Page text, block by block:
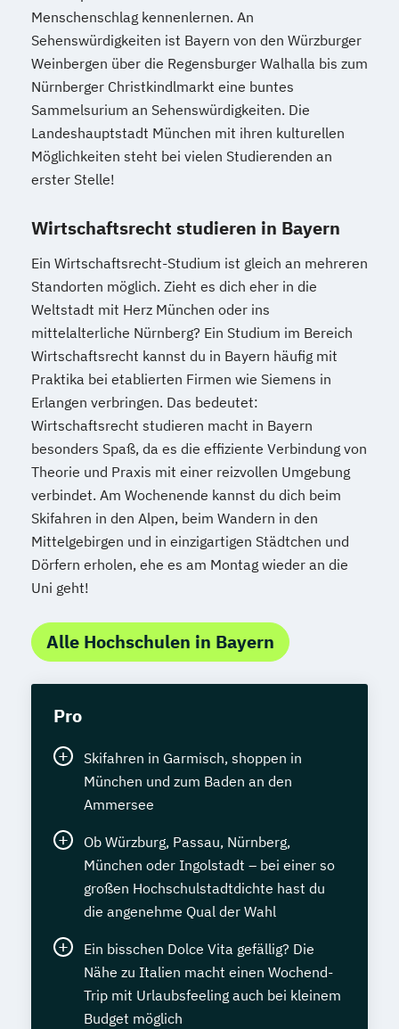
Menschenschlag kennenlernen. An
Sehenswürdigkeiten ist Bayern von den Würzburger
Weinbergen über die Regensburger Walhalla bis zum
Nürnberger Christkindlmarkt eine buntes
Sammelsurium an Sehenswürdigkeiten. Die
Landeshauptstadt München mit ihren kulturellen
Möglichkeiten steht bei vielen Studierenden an
erster Stelle!
Wirtschaftsrecht studieren in Bayern
Ein Wirtschaftsrecht-Studium ist gleich an mehreren
Standorten möglich. Zieht es dich eher in die
Weltstadt mit Herz München oder ins
mittelalterliche Nürnberg? Ein Studium im Bereich
Wirtschaftsrecht kannst du in Bayern häufig mit
Praktika bei etablierten Firmen wie Siemens in
Erlangen verbringen. Das bedeutet:
Wirtschaftsrecht studieren macht in Bayern
besonders Spaß, da es die effiziente Verbindung von
Theorie und Praxis mit einer reizvollen Umgebung
verbindet. Am Wochenende kannst du dich beim
Skifahren in den Alpen, beim Wandern in den
Mittelgebirgen und in einzigartigen Städtchen und
Dörfern erholen, ehe es am Montag wieder an die
Uni geht!
Alle Hochschulen in Bayern
Pro
Skifahren in Garmisch, shoppen in
München und zum Baden an den
Ammersee
Ob Würzburg, Passau, Nürnberg,
München oder Ingolstadt – bei einer so
großen Hochschulstadtdichte hast du
die angenehme Qual der Wahl
Ein bisschen Dolce Vita gefällig? Die
Nähe zu Italien macht einen Wochend-
Trip mit Urlaubsfeeling auch bei kleinem
Budget möglich